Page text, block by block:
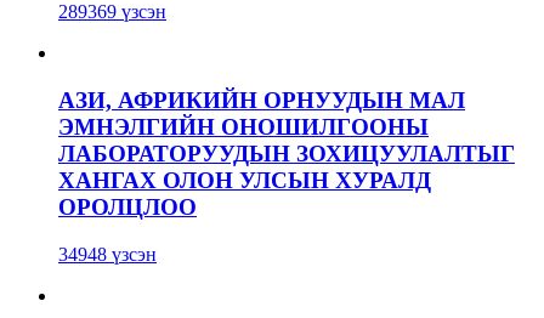
289369 үзсэн
АЗИ, АФРИКИЙН ОРНУУДЫН МАЛ
ЭМНЭЛГИЙН ОНОШИЛГООНЫ
ЛАБОРАТОРУУДЫН ЗОХИЦУУЛАЛТЫГ
ХАНГАХ ОЛОН УЛСЫН ХУРАЛД
ОРОЛЦЛОО
34948 үзсэн